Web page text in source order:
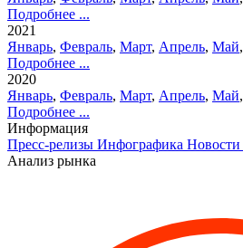
Подробнее ...
2021
Январь, Февраль, Март, Апрель, Май,
Подробнее ...
2020
Январь, Февраль, Март, Апрель, Май,
Подробнее ...
Информация
Пресс-релизы Инфографика Новости
Анализ рынка